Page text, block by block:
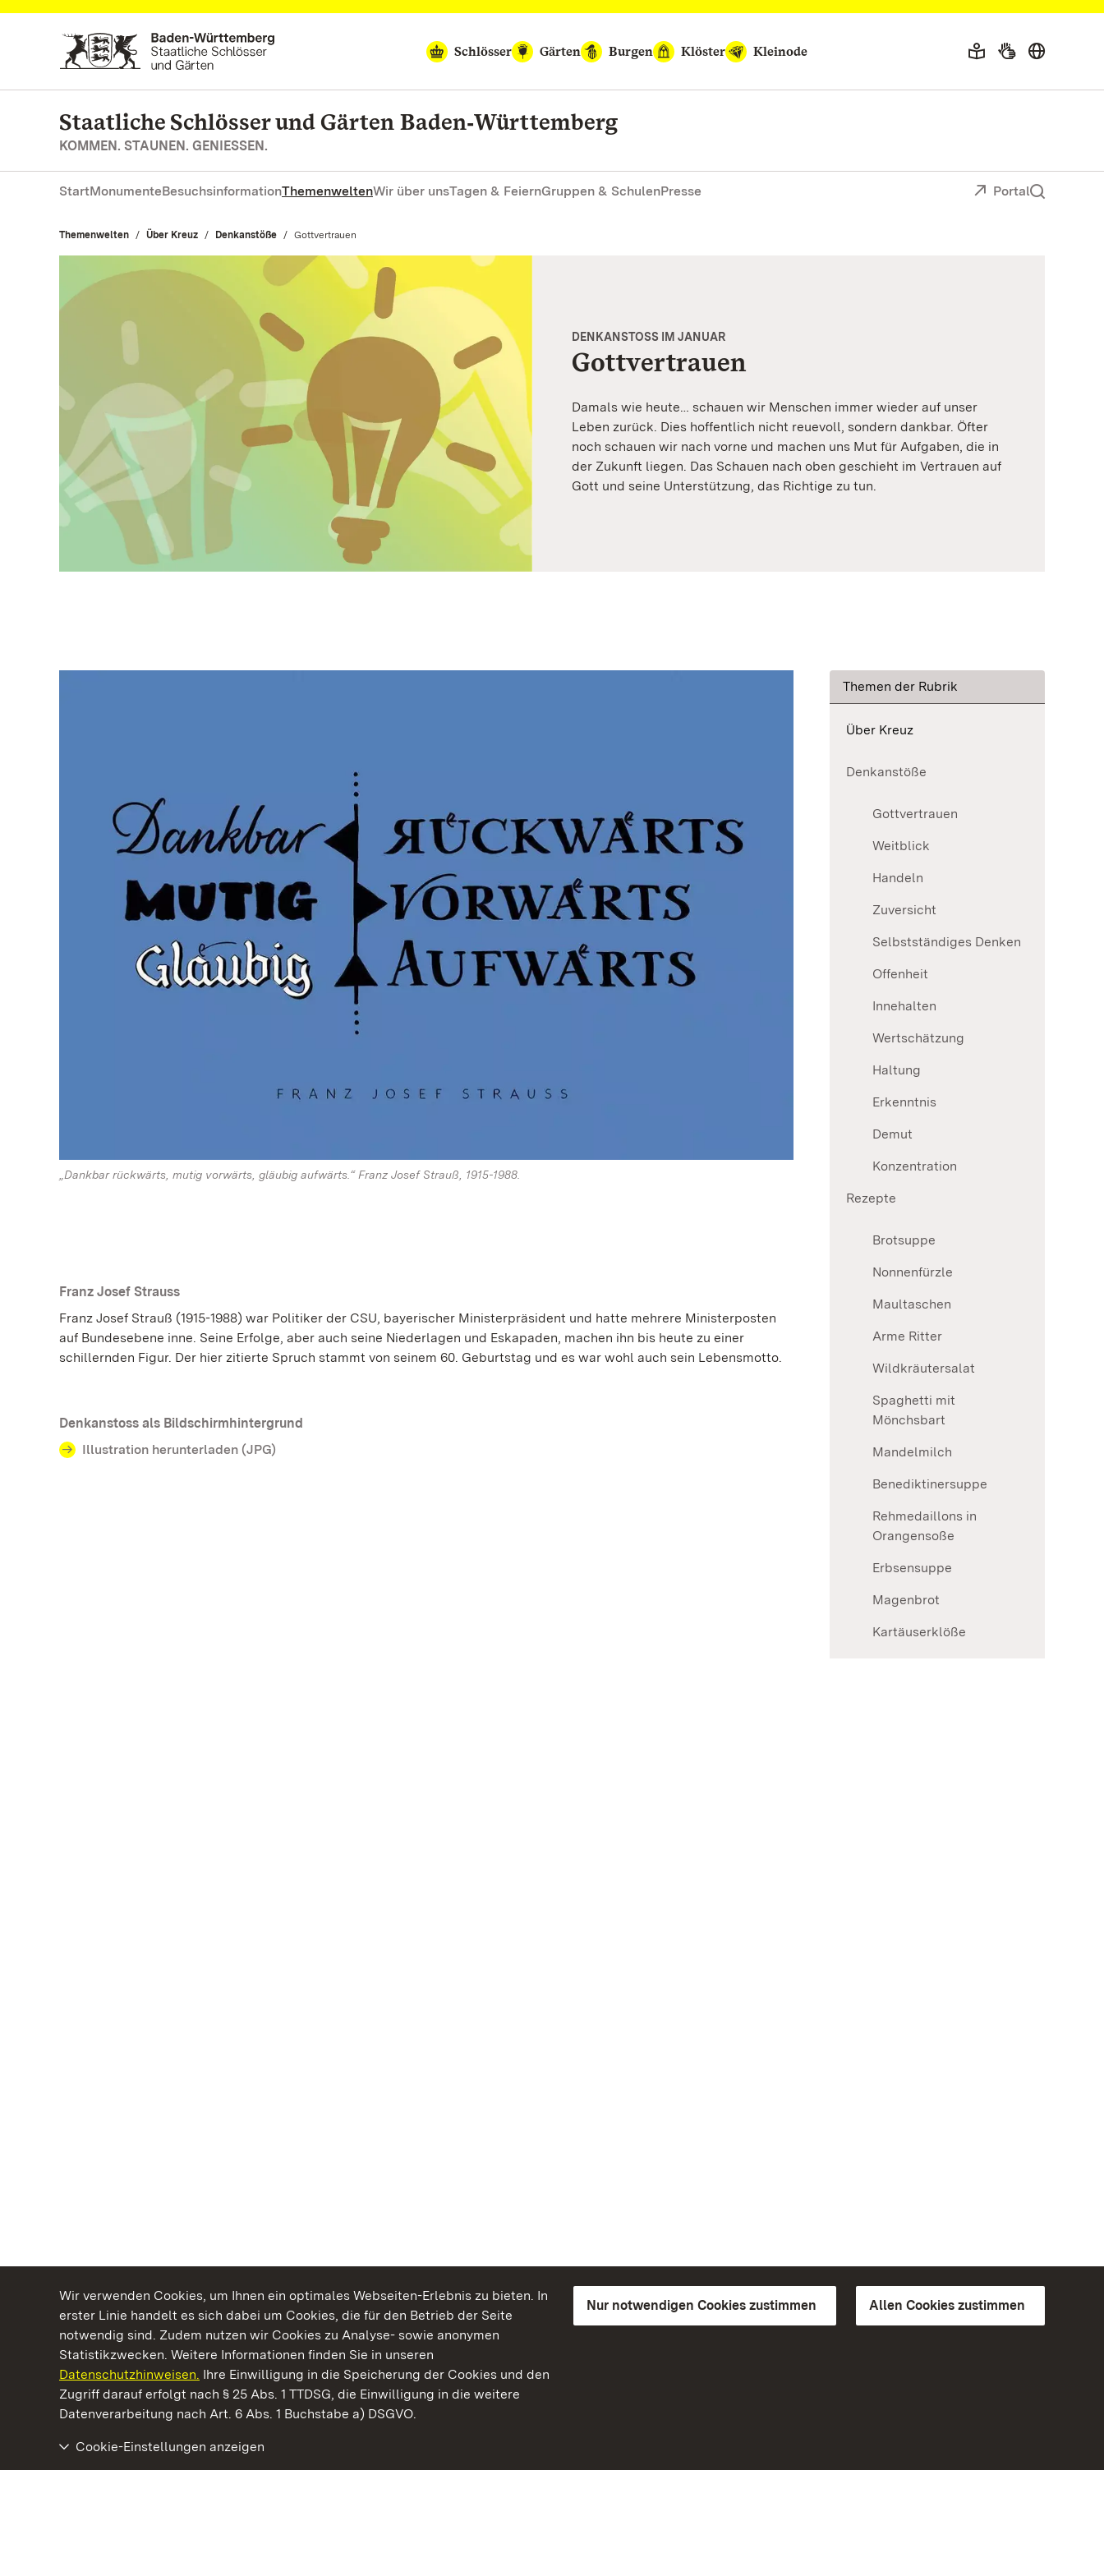
Wir verwenden Cookies, um Ihnen ein optimales Webseiten-Erlebnis zu bieten. In
erster Linie handelt es sich dabei um Cookies, die für den Betrieb der Seite
notwendig sind. Zudem nutzen wir Cookies zu Analyse- sowie anonymen
Statistikzwecken. Weitere Informationen finden Sie in unseren
Datenschutzhinweisen. Ihre Einwilligung in die Speicherung der Cookies und den
Zugriff darauf erfolgt nach § 25 Abs. 1 TTDSG, die Einwilligung in die weitere
Datenverarbeitung nach Art. 6 Abs. 1 Buchstabe a) DSGVO.
Nur notwendigen Cookies zustimmen Allen Cookies zustimmen
Cookie-Einstellungen anzeigen
Zum Hauptinhalt springen
Schlösser
Gärten Burgen Klöster Kleinode
Staatliche Schlösser und Gärten Baden‑Württemberg
KOMMEN. STAUNEN. GENIESSEN.
StartMonumenteBesuchsinformationThemenweltenWir über unsTagen & FeiernGruppen & SchulenPresse Portal
Themenwelten Über Kreuz Denkanstöße Aktuell:
Gottvertrauen
DENKANSTOSS IM JANUAR
Gottvertrauen
Damals wie heute… schauen wir Menschen immer wieder auf unser
Leben zurück. Dies hoffentlich nicht reuevoll, sondern dankbar. Öfter
noch schauen wir nach vorne und machen uns Mut für Aufgaben, die in
der Zukunft liegen. Das Schauen nach oben geschieht im Vertrauen auf
Gott und seine Unterstützung, das Richtige zu tun.
„Dankbar rückwärts, mutig vorwärts, gläubig aufwärts.“ Franz Josef Strauß, 1915-1988.
Franz Josef Strauss
Franz Josef Strauß (1915-1988) war Politiker der CSU, bayerischer Ministerpräsident und hatte mehrere Ministerposten
auf Bundesebene inne. Seine Erfolge, aber auch seine Niederlagen und Eskapaden, machen ihn bis heute zu einer
schillernden Figur. Der hier zitierte Spruch stammt von seinem 60. Geburtstag und es war wohl auch sein Lebensmotto.
Denkanstoss als Bildschirmhintergrund
Illustration herunterladen (JPG)
Themen der Rubrik
Über Kreuz
Denkanstöße
Gottvertrauen
Weitblick
Handeln
Zuversicht
Selbstständiges Denken
Offenheit
Innehalten
Wertschätzung
Haltung
Erkenntnis
Demut
Konzentration
Rezepte
Brotsuppe
Nonnenfürzle
Maultaschen
Arme Ritter
Wildkräutersalat
Spaghetti mit
Mönchsbart
Mandelmilch
Benediktinersuppe
Rehmedaillons in
Orangensoße
Erbsensuppe
Magenbrot
Kartäuserklöße
Kommen. Staunen. Genießen.